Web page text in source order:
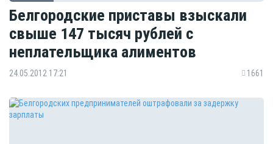
Белгородские приставы взыскали
свыше 147 тысяч рублей с
неплательщика алиментов
24.05.2012 17:21 1661